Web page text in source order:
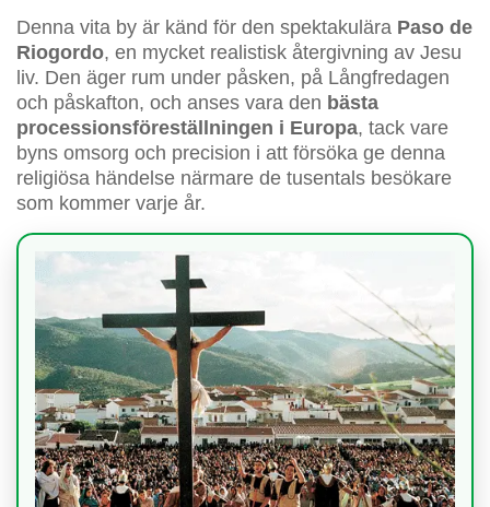
Denna vita by är känd för den spektakulära Paso de
Riogordo, en mycket realistisk återgivning av Jesu
liv. Den äger rum under påsken, på Långfredagen
och påskafton, och anses vara den bästa
processionsföreställningen i Europa, tack vare
byns omsorg och precision i att försöka ge denna
religiösa händelse närmare de tusentals besökare
som kommer varje år.